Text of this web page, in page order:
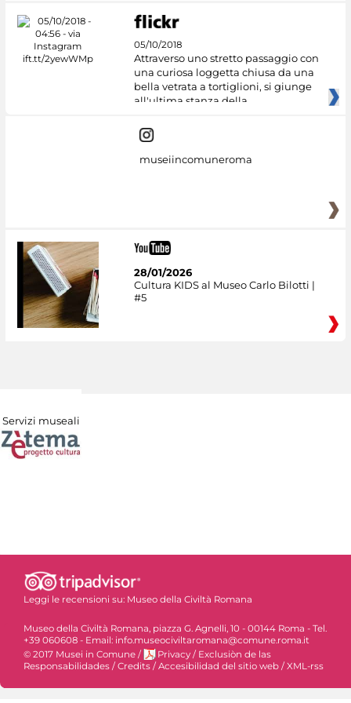
05/10/2018
Attraverso uno stretto passaggio con
una curiosa loggetta chiusa da una
bella vetrata a tortiglioni, si giunge
all'ultima stanza della
museiincomuneroma
28/01/2026
Cultura KIDS al Museo Carlo Bilotti |
#5
Servizi museali
Leggi le recensioni su: Museo della Civiltà Romana
Museo della Civiltà Romana, piazza G. Agnelli, 10 - 00144 Roma - Tel.
+39 060608 - Email: info.museociviltaromana@comune.roma.it
© 2017 Musei in Comune / Privacy / Exclusiòn de las
Responsabilidades / Credits / Accesibilidad del sitio web / XML-rss